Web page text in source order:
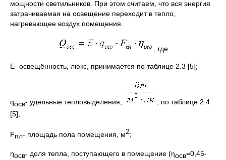
мощности светильников. При этом считаем, что вся энергия
затрачиваемая на освещение переходит в тепло,
нагревающее воздух помещения.
, где
E- освещённость, люкс, принимается по таблице 2.3 [5];
qосв- удельные тепловыделения,
, по таблице 2.4
[5];
Fпл- площадь пола помещения, м2;
ηосв- доля тепла, поступающего в помещение (ηосв=0,45-